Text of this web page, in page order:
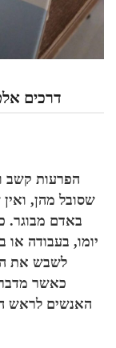
דרכים
הפרעות קשב
שסובל מהן,
באדם מבוגר.
יומו, בעבודה או
לשבש את
כאשר
האנשים לראש